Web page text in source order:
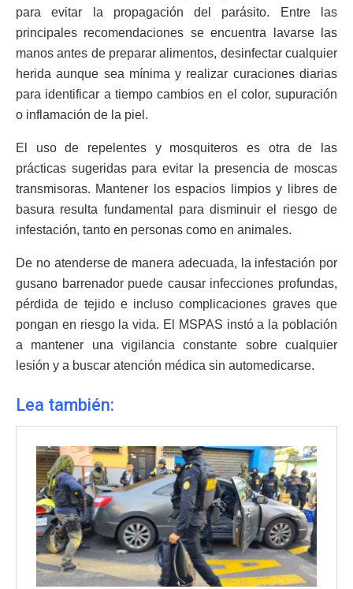
para evitar la propagación del parásito. Entre las
principales recomendaciones se encuentra lavarse las
manos antes de preparar alimentos, desinfectar cualquier
herida aunque sea mínima y realizar curaciones diarias
para identificar a tiempo cambios en el color, supuración
o inflamación de la piel.
El uso de repelentes y mosquiteros es otra de las
prácticas sugeridas para evitar la presencia de moscas
transmisoras. Mantener los espacios limpios y libres de
basura resulta fundamental para disminuir el riesgo de
infestación, tanto en personas como en animales.
De no atenderse de manera adecuada, la infestación por
gusano barrenador puede causar infecciones profundas,
pérdida de tejido e incluso complicaciones graves que
pongan en riesgo la vida. El MSPAS instó a la población
a mantener una vigilancia constante sobre cualquier
lesión y a buscar atención médica sin automedicarse.
Lea también: